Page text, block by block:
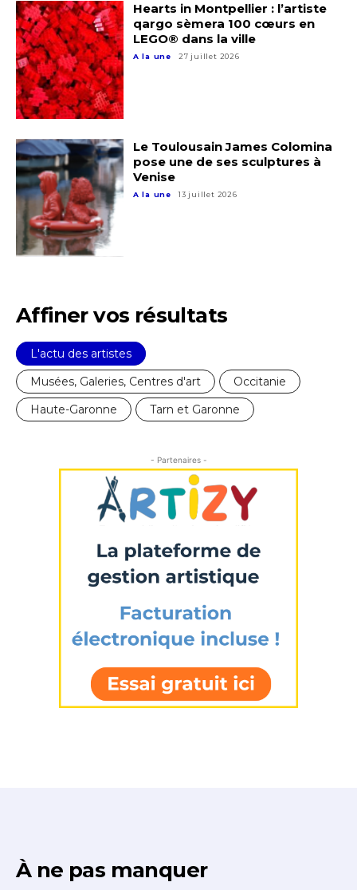
Hearts in Montpellier : l’artiste
qargo sèmera 100 cœurs en
LEGO® dans la ville
A la une 27 juillet 2026
Le Toulousain James Colomina
pose une de ses sculptures à
Venise
A la une 13 juillet 2026
Affiner vos résultats
L'actu des artistes
Musées, Galeries, Centres d'art
Occitanie
Haute-Garonne
Tarn et Garonne
- Partenaires -
À ne pas manquer